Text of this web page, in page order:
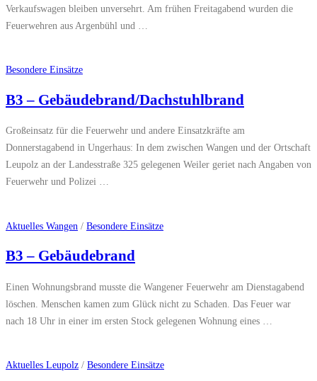
Verkaufswagen bleiben unversehrt. Am frühen Freitagabend wurden die
Feuerwehren aus Argenbühl und …
Besondere Einsätze
B3 – Gebäudebrand/Dachstuhlbrand
Großeinsatz für die Feuerwehr und andere Einsatzkräfte am
Donnerstagabend in Ungerhaus: In dem zwischen Wangen und der Ortschaft
Leupolz an der Landesstraße 325 gelegenen Weiler geriet nach Angaben von
Feuerwehr und Polizei …
Aktuelles Wangen / Besondere Einsätze
B3 – Gebäudebrand
Einen Wohnungsbrand musste die Wangener Feuerwehr am Dienstagabend
löschen. Menschen kamen zum Glück nicht zu Schaden. Das Feuer war
nach 18 Uhr in einer im ersten Stock gelegenen Wohnung eines …
Aktuelles Leupolz / Besondere Einsätze